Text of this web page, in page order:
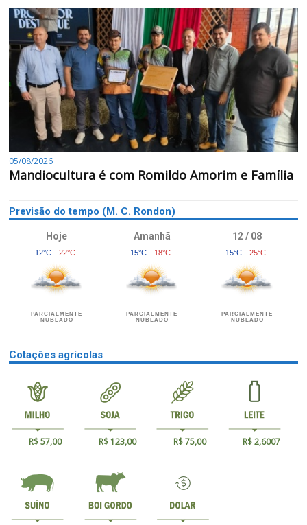
05/08/2026
Mandiocultura é com Romildo Amorim e Família
Previsão do tempo (M. C. Rondon)
Hoje
12°C 22°C
PARCIALMENTE
NUBLADO
Amanhã
15°C 18°C
PARCIALMENTE
NUBLADO
12 / 08
15°C 25°C
PARCIALMENTE
NUBLADO
Cotações agrícolas
R$ 57,00 R$ 123,00 R$ 75,00 R$ 2,6007